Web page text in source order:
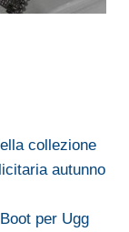
collezione
autunno
per Ugg